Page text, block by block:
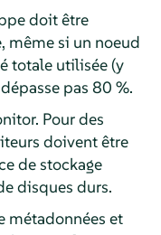
doit être
même si un noeud
totale utilisée (y
pas 80 %.
Pour des
doivent être
de stockage
disques durs.
métadonnées et